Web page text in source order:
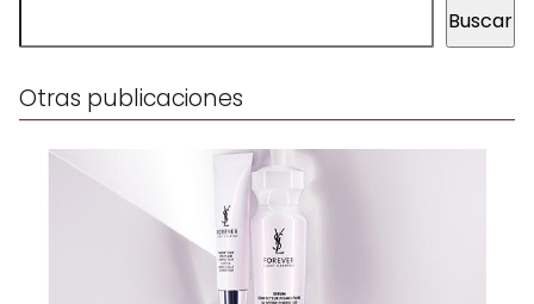
Buscar
Otras publicaciones